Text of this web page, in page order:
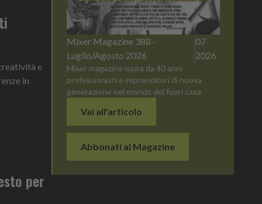
e
in
per
Mixer Magazine 388 -
Luglio/Agosto 2026
07
2026
Mixer magazine ispira da 40 anni
professionisti e imprenditori di nuova
generazione nel mondo del fuori casa
Vai all'articolo
Abbonati al Magazine